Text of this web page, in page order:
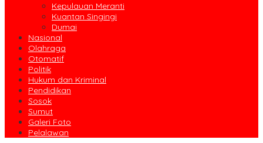
Kepulauan Meranti
Kuantan Singingi
Dumai
Nasional
Olahraga
Otomatif
Politik
Hukum dan Kriminal
Pendidikan
Sosok
Sumut
Galeri Foto
Pelalawan